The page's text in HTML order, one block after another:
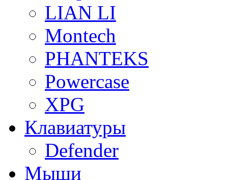
LIAN LI
Montech
PHANTEKS
Powercase
XPG
Клавиатуры
Defender
Мыши